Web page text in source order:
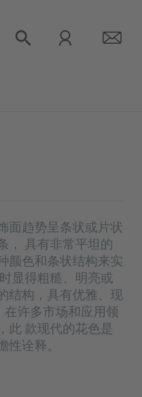
面趋势呈条状或片状
， 具有非常平坦的
颜色和条状结构来实
显得粗糙、明亮或
结构，具有优雅、现
在许多市场和应用领
此 款现代的花色是
诠释。